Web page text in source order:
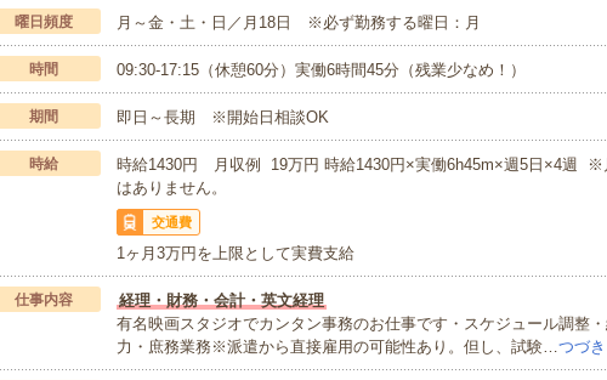
曜日頻度 月～金・土・日／月18日 ※必ず勤務する曜日：月
時間 09:30-17:15（休憩60分）実働6時間45分（残業少なめ！）
期間 即日～長期 ※開始日相談OK
時給
時給1430円 月収例 19万円 時給1430円×実働6h45m×週5日×4週 ※
はありません。
交通費
1ヶ月3万円を上限として実費支給
仕事内容
経理・財務・会計・英文経理
有名映画スタジオでカンタン事務のお仕事です・スケジュール調整
力・庶務業務※派遣から直接雇用の可能性あり。但し、試験…つづ